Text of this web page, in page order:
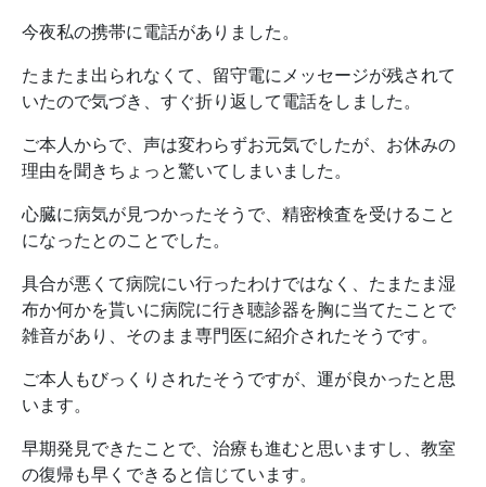
今夜私の携帯に電話がありました。
たまたま出られなくて、留守電にメッセージが残されて
いたので気づき、すぐ折り返して電話をしました。
ご本人からで、声は変わらずお元気でしたが、お休みの
理由を聞きちょっと驚いてしまいました。
心臓に病気が見つかったそうで、精密検査を受けること
になったとのことでした。
具合が悪くて病院にい行ったわけではなく、たまたま湿
布か何かを貰いに病院に行き聴診器を胸に当てたことで
雑音があり、そのまま専門医に紹介されたそうです。
ご本人もびっくりされたそうですが、運が良かったと思
います。
早期発見できたことで、治療も進むと思いますし、教室
の復帰も早くできると信じています。